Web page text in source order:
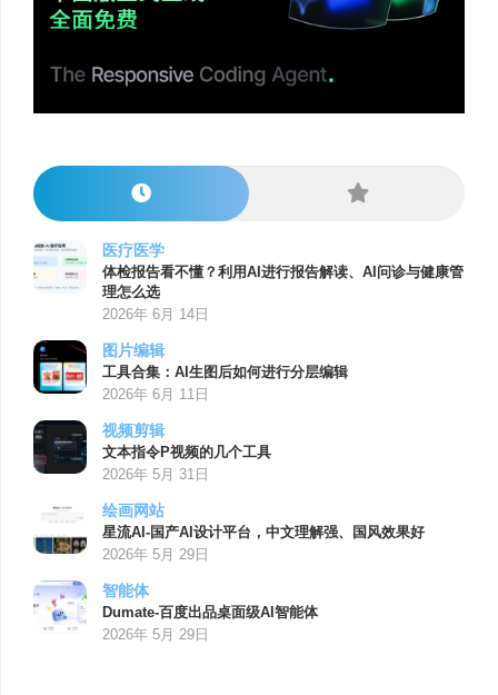
医疗医学
体检报告看不懂？利用AI进行报告解读、AI问诊与健康管
理怎么选
2026年 6月 14日
图片编辑
工具合集：AI生图后如何进行分层编辑
2026年 6月 11日
视频剪辑
文本指令P视频的几个工具
2026年 5月 31日
绘画网站
星流AI-国产AI设计平台，中文理解强、国风效果好
2026年 5月 29日
智能体
Dumate-百度出品桌面级AI智能体
2026年 5月 29日